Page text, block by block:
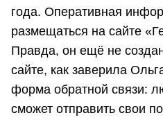
года. Оперативная
размещаться на сайте
Правда, он ещё не
сайте, как заверила
форма обратной связи:
сможет отправить свои